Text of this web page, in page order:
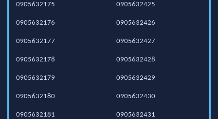
0905632175
0905632176
0905632177
0905632178
0905632179
0905632180
0905632181
0905632425
0905632426
0905632427
0905632428
0905632429
0905632430
0905632431